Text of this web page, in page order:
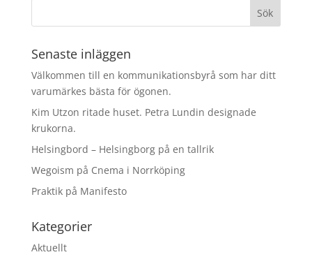
Senaste inläggen
Välkommen till en kommunikationsbyrå som har ditt
varumärkes bästa för ögonen.
Kim Utzon ritade huset. Petra Lundin designade
krukorna.
Helsingbord – Helsingborg på en tallrik
Wegoism på Cnema i Norrköping
Praktik på Manifesto
Kategorier
Aktuellt